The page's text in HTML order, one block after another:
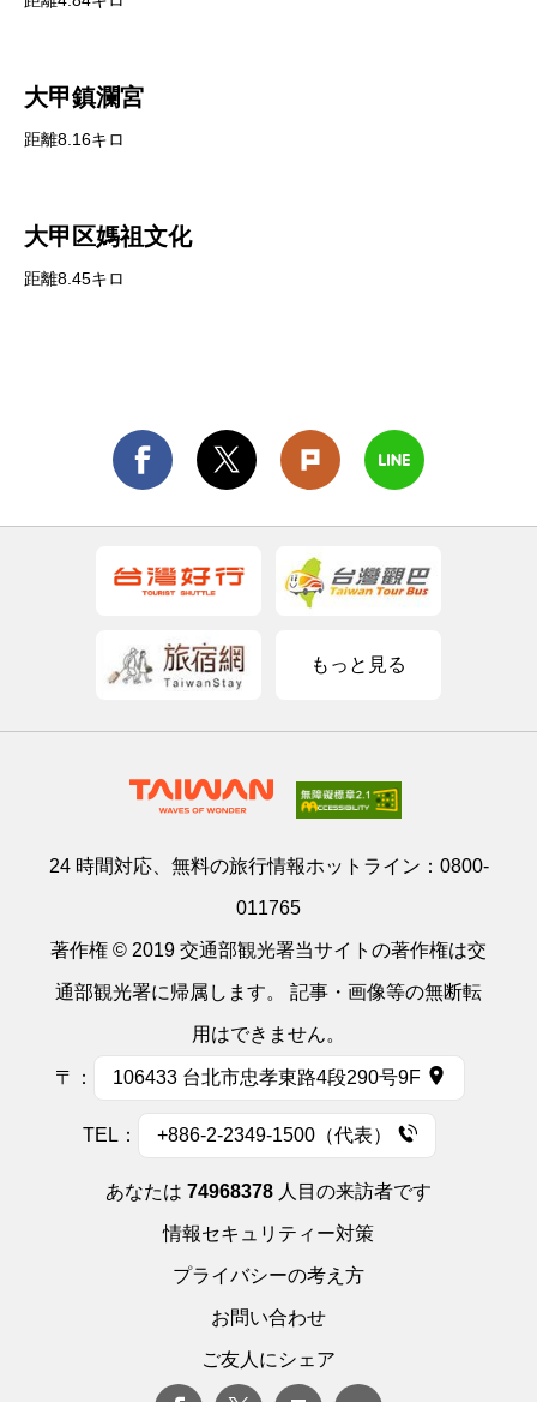
大甲鎮瀾宮
距離8.16キロ
大甲区媽祖文化
距離8.45キロ
もっと見る
24 時間対応、無料の旅行情報ホットライン： 0800-
011765
著作権 © 2019 交通部観光署当サイトの著作権は交
通部観光署に帰属します。 記事・画像等の無断転
用はできません。
〒： 106433 台北市忠孝東路4段290号9F
TEL： +886-2-2349-1500（代表）
あなたは 74968378 人目の来訪者です
情報セキュリティー対策
プライバシーの考え方
お問い合わせ
ご友人にシェア